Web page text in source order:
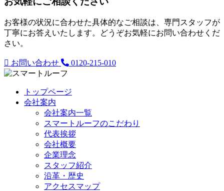
お客様の状況に合わせた具体的なご相談は、専門スタッフが
丁寧にお答えいたします。どうぞお気軽にお問い合わせくだ
さい。
お問い合わせ 0120-215-010
トップページ
会社案内
会社案内一覧
スマートルーフのこだわり
代表挨拶
会社概要
企業理念
スタッフ紹介
沿革・歴史
アクセスマップ